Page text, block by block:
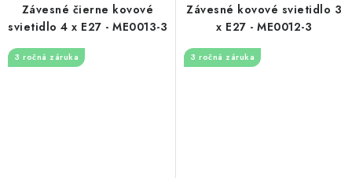
Závesné čierne kovové
svietidlo 4 x E27 - ME0013-3
3 ročná záruka
Závesné kovové svietidlo 3
x E27 - ME0012-3
3 ročná záruka